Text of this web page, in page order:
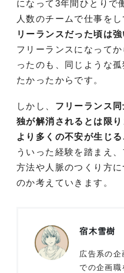
になって3年間ひとりで
人数のチームで仕事を
リーランスだった頃は
フリーランスになって
ったのも、同じような
たかったからです。
しかし、 フリーランス
独が解消されるとは限
より多くの不安が生じる
ういった経験を踏まえ
方法や人脈のつくり方
のか考えていきます。
宿木雪樹
広告系の企
での企画職